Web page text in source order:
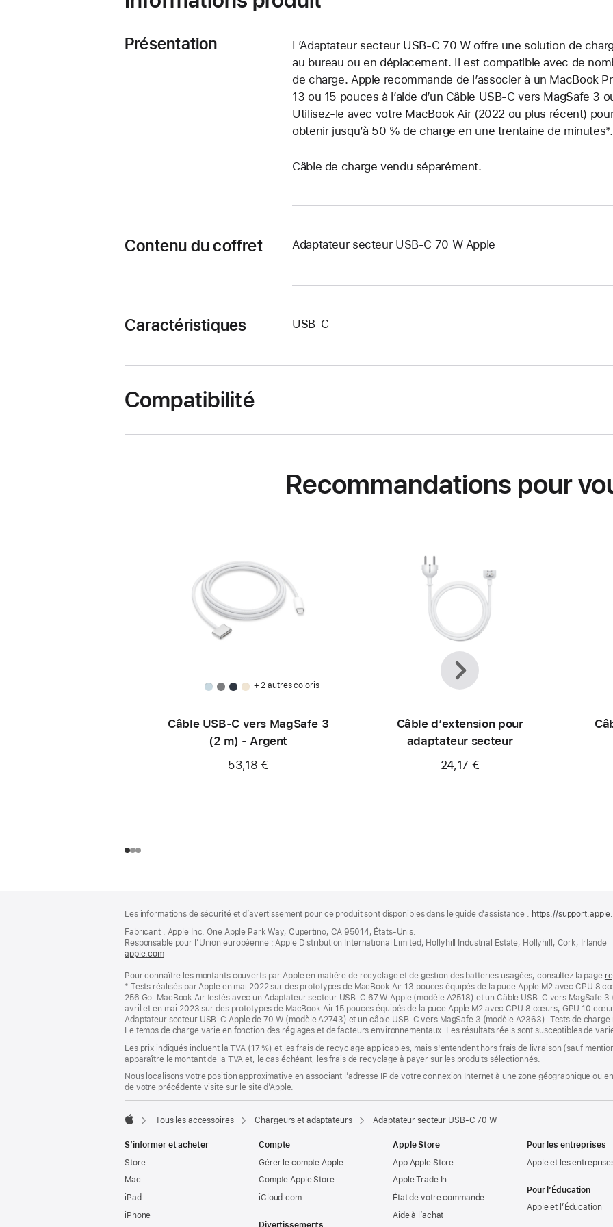
Présentation
L’Adaptateur secteur USB-C 70 W offre une solution de
au bureau ou en déplacement. Il est compatible avec de
de charge. Apple recommande de l’associer à un MacBook
13 ou 15 pouces à l’aide d’un Câble USB‑C vers MagSafe 3
Utilisez-le avec votre MacBook Air (2022 ou plus récent)
obtenir jusqu’à 50 % de charge en une trentaine de minutes*.
Câble de charge vendu séparément.
Contenu du coffret Adaptateur secteur USB‑C 70 W Apple
Caractéristiques USB‑C
Compatibilité
Recommandations pour
+ 2 autres coloris
Câble USB-C vers MagSafe 3
(2 m) - Argent
53,18 €
Câble d’extension pour
adaptateur secteur
24,17 €
Précédent
Suivant
de
page
de
bas
de
page
Les informations de sécurité et d’avertissement pour ce produit sont disponibles dans le guide d’assistance : https://
Fabricant : Apple Inc. One Apple Park Way, Cupertino, CA 95014, États-Unis.
Responsable pour l’Union européenne : Apple Distribution International Limited, Hollyhill Industrial Estate, Hollyhill, Cork, Irlande
apple.com(s’ouvre
une
nouvelle
fenêtre)
Pour connaître les montants couverts par Apple en matière de recyclage et de gestion des batteries usagées, consultez la page
* Tests réalisés par Apple en mai 2022 sur des prototypes de MacBook Air 13 pouces équipés de la puce Apple M2 avec CPU 8
256 Go. MacBook Air testés avec un Adaptateur secteur USB-C 67 W Apple (modèle A2518) et un Câble USB-C vers MagSafe
avril et en mai 2023 sur des prototypes de MacBook Air 15 pouces équipés de la puce Apple M2 avec CPU 8 cœurs, GPU 10
Adaptateur secteur USB‑C Apple de 70 W (modèle A2743) et un câble USB-C vers MagSafe 3 (modèle A2363). Tests de
Le temps de charge varie en fonction des réglages et de facteurs environnementaux. Les résultats réels sont susceptibles de
Les prix indiqués incluent la TVA (17 %) et les frais de recyclage applicables, mais s'entendent hors frais de livraison (sauf
apparaître le montant de la TVA et, le cas échéant, les frais de recyclage à payer sur les produits sélectionnés.
Nous localisons votre position approximative en associant l’adresse IP de votre connexion Internet à une zone géographique ou
de votre précédente visite sur le site d’Apple.
Tous les accessoires Chargeurs et adaptateurs Adaptateur secteur USB‑C 70 W
S’informer et acheter
Store
Mac
iPad
iPhone
Compte
Gérer le compte Apple
Compte Apple Store
iCloud.com
Divertissements
Apple Store
App Apple Store
Apple Trade In
État de votre commande
Aide à l’achat
Pour les entreprises
Apple et les
Pour l’Éducation
Apple et l’Éducation